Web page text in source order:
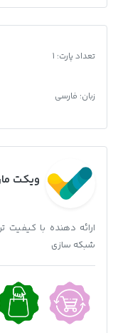
تعداد پارت: 1
زبان: فارسی
ویکت
ارائه دهنده با
شبکه سازی